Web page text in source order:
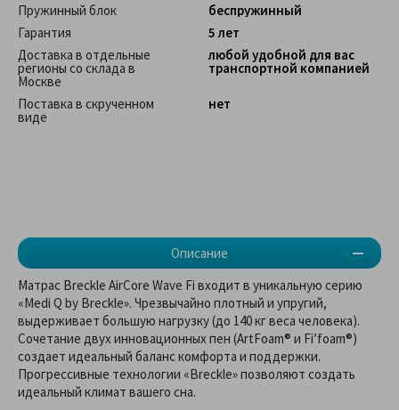
Описание
Пружинный блок
беспружинный
Гарантия
5 лет
Доставка в отдельные
регионы со склада в
Москве
любой удобной для вас
транспортной компанией
Поставка в скрученном
виде
нет
Матрас Breckle AirCore Wave Fi входит в уникальную серию
«Medi Q by Breckle». Чрезвычайно плотный и упругий,
выдерживает большую нагрузку (до 140 кг веса человека).
Сочетание двух инновационных пен (ArtFoam® и Fi’foam®)
создает идеальный баланс комфорта и поддержки.
Прогрессивные технологии «Breckle» позволяют создать
идеальный климат вашего сна.